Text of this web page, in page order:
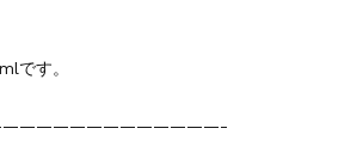
です。